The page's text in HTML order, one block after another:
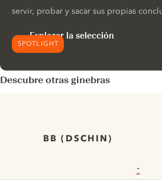
SPOTLIGHT
servir, probar y sacar sus propias
Explorar la selección
Descubre otras ginebras
BB (DSCHIN)